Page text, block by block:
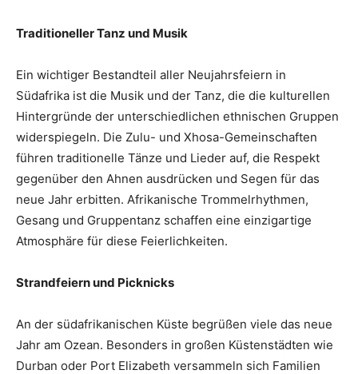
Traditioneller Tanz und Musik
Ein wichtiger Bestandteil aller Neujahrsfeiern in
Südafrika ist die Musik und der Tanz, die die kulturellen
Hintergründe der unterschiedlichen ethnischen Gruppen
widerspiegeln. Die Zulu- und Xhosa-Gemeinschaften
führen traditionelle Tänze und Lieder auf, die Respekt
gegenüber den Ahnen ausdrücken und Segen für das
neue Jahr erbitten. Afrikanische Trommelrhythmen,
Gesang und Gruppentanz schaffen eine einzigartige
Atmosphäre für diese Feierlichkeiten.
Strandfeiern und Picknicks
An der südafrikanischen Küste begrüßen viele das neue
Jahr am Ozean. Besonders in großen Küstenstädten wie
Durban oder Port Elizabeth versammeln sich Familien